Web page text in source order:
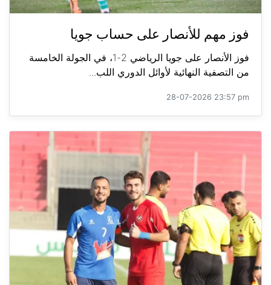
فوز مهم للأنصار على حساب جويا
فوز الأنصار على جويا الرياضي 2-1، في الجولة الخامسة
من التصفية النهائية لأوائل الدوري اللب...
28-07-2026 23:57 pm